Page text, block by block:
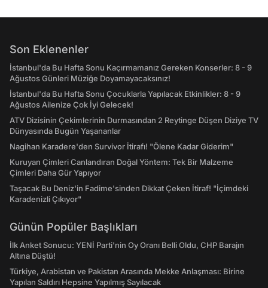
Son Eklenenler
İstanbul'da Bu Hafta Sonu Kaçırmamanız Gereken Konserler: 8 - 9
Ağustos Günleri Müziğe Doyamayacaksınız!
İstanbul'da Bu Hafta Sonu Çocuklarla Yapılacak Etkinlikler: 8 - 9
Ağustos Ailenize Çok İyi Gelecek!
ATV Dizisinin Çekimlerinin Durmasından 2 Reytinge Düşen Diziye TV
Dünyasında Bugün Yaşananlar
Nagihan Karadere'den Survivor İtirafı! "Ölene Kadar Giderim"
Kuruyan Çimleri Canlandıran Doğal Yöntem: Tek Bir Malzeme
Çimleri Daha Gür Yapıyor
Taşacak Bu Deniz'in Fadime'sinden Dikkat Çeken İtiraf! "İçimdeki
Karadenizli Çıkıyor"
Günün Popüler Başlıkları
İlk Anket Sonucu: YENİ Parti'nin Oy Oranı Belli Oldu, CHP Barajın
Altına Düştü!
Türkiye, Arabistan ve Pakistan Arasında Mekke Anlaşması: Birine
Yapılan Saldırı Hepsine Yapılmış Sayılacak